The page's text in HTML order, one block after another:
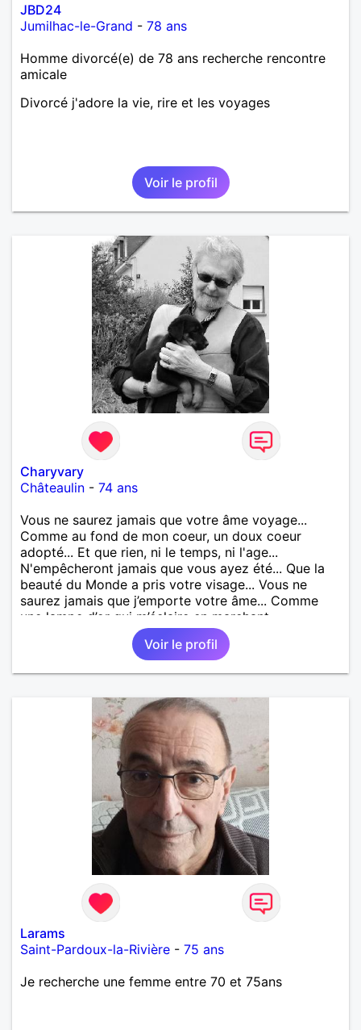
JBD24
Jumilhac-le-Grand - 78 ans
Homme divorcé(e) de 78 ans recherche rencontre
amicale
Divorcé j'adore la vie, rire et les voyages
Voir le profil
Charyvary
Châteaulin - 74 ans
Vous ne saurez jamais que votre âme voyage...
Comme au fond de mon coeur, un doux coeur
adopté... Et que rien, ni le temps, ni l'age...
N'empêcheront jamais que vous ayez été... Que la
beauté du Monde a pris votre visage... Vous ne
saurez jamais que j’emporte votre âme... Comme
une lampe d’or qui m’éclaire en marchant...
Voir le profil
Larams
Saint-Pardoux-la-Rivière - 75 ans
Je recherche une femme entre 70 et 75ans